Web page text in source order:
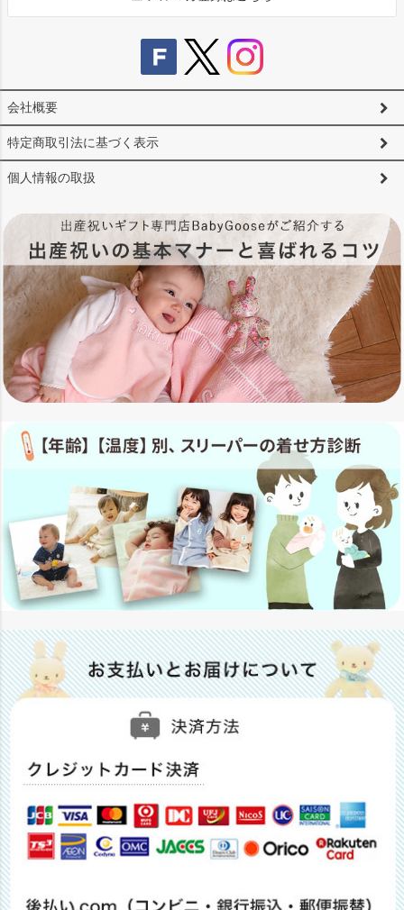
会社概要
特定商取引法に基づく表示
個人情報の取扱